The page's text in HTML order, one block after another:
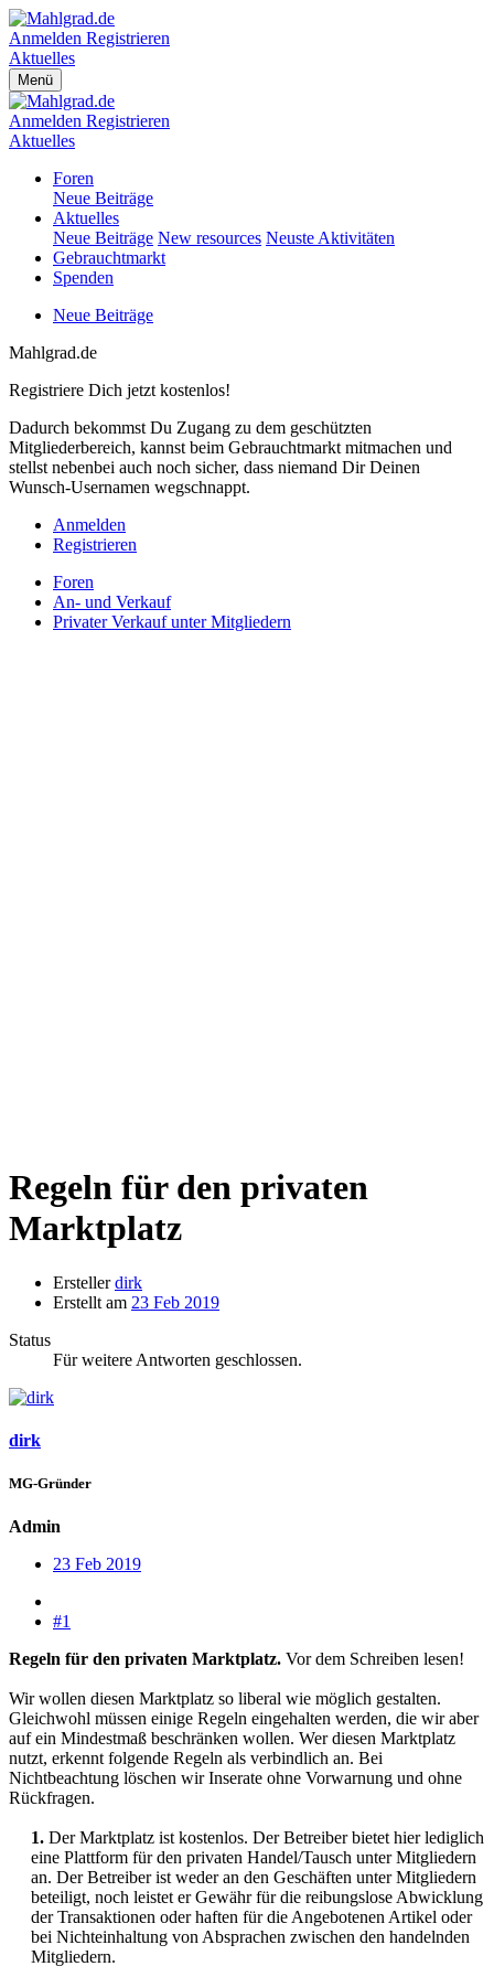
Anmelden Registrieren
Aktuelles
Menü
Anmelden Registrieren
Aktuelles
Foren
Neue Beiträge
Aktuelles
Neue Beiträge New resources Neuste Aktivitäten
Gebrauchtmarkt
Spenden
Neue Beiträge
Mahlgrad.de
Registriere Dich jetzt kostenlos!
Dadurch bekommst Du Zugang zu dem geschützten
Mitgliederbereich, kannst beim Gebrauchtmarkt mitmachen und
stellst nebenbei auch noch sicher, dass niemand Dir Deinen
Wunsch-Usernamen wegschnappt.
Anmelden
Registrieren
Foren
An- und Verkauf
Privater Verkauf unter Mitgliedern
Regeln für den privaten
Marktplatz
Ersteller dirk
Erstellt am 23 Feb 2019
Status
Für weitere Antworten geschlossen.
dirk
MG-Gründer
Admin
23 Feb 2019
#1
Regeln für den privaten Marktplatz. Vor dem Schreiben lesen!
Wir wollen diesen Marktplatz so liberal wie möglich gestalten.
Gleichwohl müssen einige Regeln eingehalten werden, die wir aber
auf ein Mindestmaß beschränken wollen. Wer diesen Marktplatz
nutzt, erkennt folgende Regeln als verbindlich an. Bei
Nichtbeachtung löschen wir Inserate ohne Vorwarnung und ohne
Rückfragen.
1. Der Marktplatz ist kostenlos. Der Betreiber bietet hier lediglich
eine Plattform für den privaten Handel/Tausch unter Mitgliedern
an. Der Betreiber ist weder an den Geschäften unter Mitgliedern
beteiligt, noch leistet er Gewähr für die reibungslose Abwicklung
der Transaktionen oder haften für die Angebotenen Artikel oder
bei Nichteinhaltung von Absprachen zwischen den handelnden
Mitgliedern.